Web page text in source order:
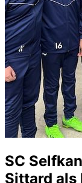
SC
Sittard als